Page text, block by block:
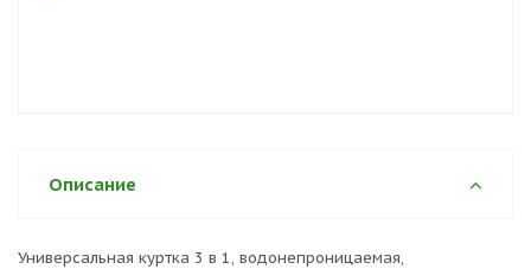
Описание
Универсальная куртка 3 в 1, водонепроницаемая,